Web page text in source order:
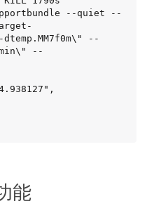
--quiet --
--
--
能